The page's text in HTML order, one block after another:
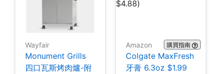
Wayfair
Monument Grills
四口瓦斯烤肉爐-附
Amazon 購買指南
Colgate MaxFresh
牙膏 6.3oz $1.99